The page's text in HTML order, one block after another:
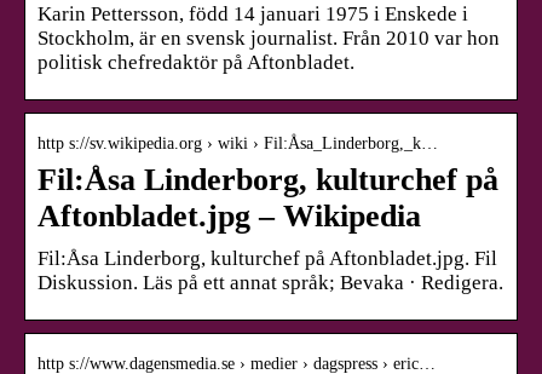
Karin Pettersson, född 14 januari 1975 i Enskede i
Stockholm, är en svensk journalist. Från 2010 var hon
politisk chefredaktör på Aftonbladet.
http s://sv.wikipedia.org › wiki › Fil:Åsa_Linderborg,_k…
Fil:Åsa Linderborg, kulturchef på
Aftonbladet.jpg – Wikipedia
Fil:Åsa Linderborg, kulturchef på Aftonbladet.jpg. Fil
Diskussion. Läs på ett annat språk; Bevaka · Redigera.
http s://www.dagensmedia.se › medier › dagspress › eric…